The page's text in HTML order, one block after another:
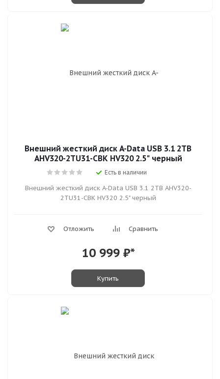
Внешний жесткий диск A-Data USB 3.1 2TB
AHV320-2TU31-CBK HV320 2.5" черный
Есть в наличии
Внешний жесткий диск A-Data USB 3.1 2TB AHV320-
2TU31-CBK HV320 2.5" черный
Отложить Сравнить
10 999₽*
Купить